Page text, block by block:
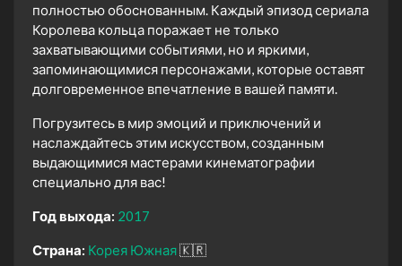
полностью обоснованным. Каждый эпизод сериала
Королева кольца поражает не только
захватывающими событиями, но и яркими,
запоминающимися персонажами, которые оставят
долговременное впечатление в вашей памяти.
Погрузитесь в мир эмоций и приключений и
наслаждайтесь этим искусством, созданным
выдающимися мастерами кинематографии
специально для вас!
Год выхода: 2017
Страна: Корея Южная🇰🇷